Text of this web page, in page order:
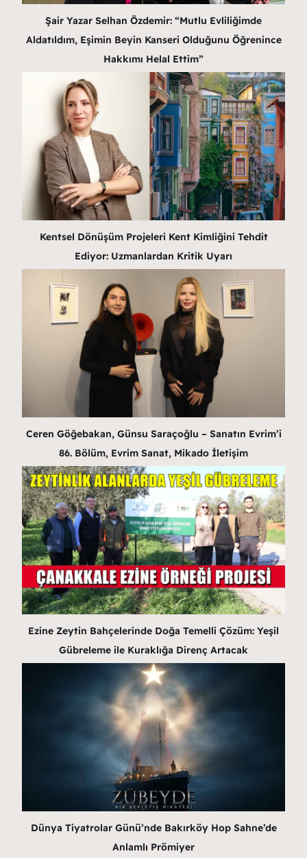
Şair Yazar Selhan Özdemir: “Mutlu Evliliğimde
Aldatıldım, Eşimin Beyin Kanseri Olduğunu Öğrenince
Hakkımı Helal Ettim”
Kentsel Dönüşüm Projeleri Kent Kimliğini Tehdit
Ediyor: Uzmanlardan Kritik Uyarı
Ceren Göğebakan, Günsu Saraçoğlu – Sanatın Evrim’i
86. Bölüm, Evrim Sanat, Mikado İletişim
Ezine Zeytin Bahçelerinde Doğa Temelli Çözüm: Yeşil
Gübreleme ile Kuraklığa Direnç Artacak
Dünya Tiyatrolar Günü’nde Bakırköy Hop Sahne’de
Anlamlı Prömiyer